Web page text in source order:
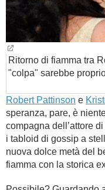
Ritorno di fiamma tra
"colpa" sarebbe
Robert Pattinson e
speranza, pare, è
compagna dell’attore di
i tabloid di gossip a
nuova dolce metà del
fiamma con la storica